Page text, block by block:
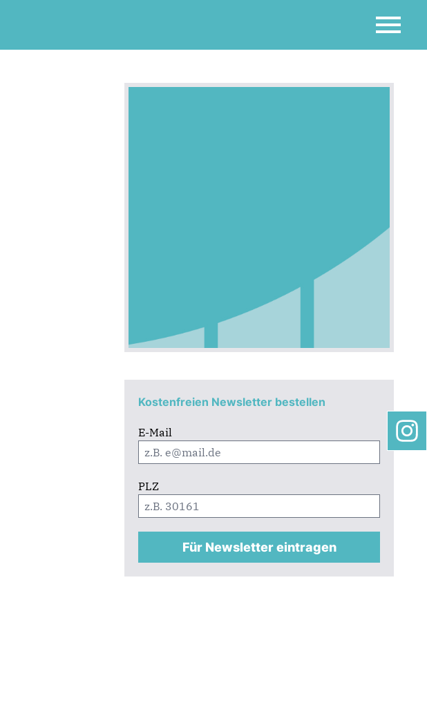
Kostenfreien Newsletter bestellen
E-Mail
PLZ
Für Newsletter eintragen